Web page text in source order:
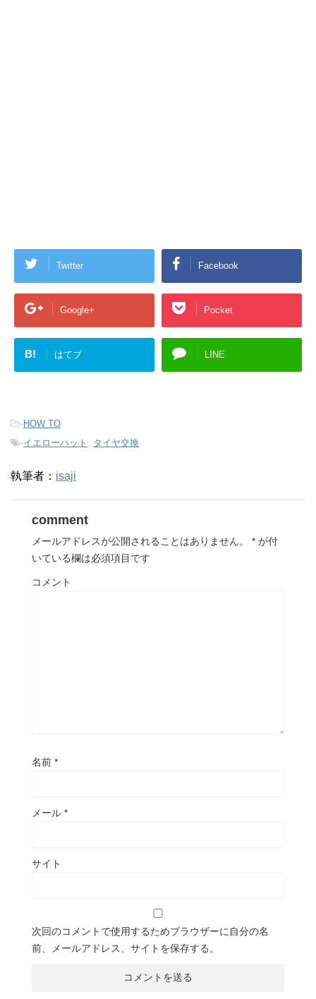
Twitter Facebook
Google+ Pocket
B! はてブ LINE
-HOW TO
-イエローハット タイヤ交換
執筆者： isaji
comment
メールアドレスが公開されることはありません。 * が付
いている欄は必須項目です
コメント
名前 *
メール *
サイト
次回のコメントで使用するためブラウザーに自分の名
前、メールアドレス、サイトを保存する。